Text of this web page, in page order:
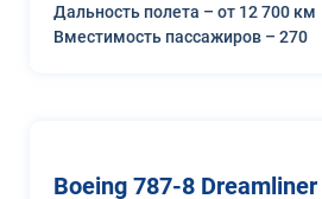
Дальность полета – от 12 700 км
Вместимость пассажиров – 270
Boeing 787-8 Dreamliner